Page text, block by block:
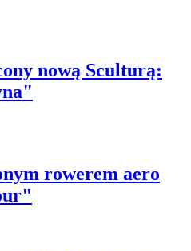
nową Sculturą:
rowerem aero